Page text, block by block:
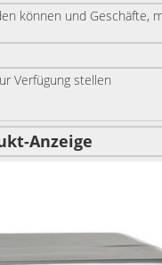
können und Geschäfte,
Verfügung stellen
Anzeige